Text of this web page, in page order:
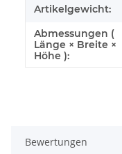
Artikelgewicht:
Abmessungen (
Länge × Breite ×
Höhe ):
Bewertungen